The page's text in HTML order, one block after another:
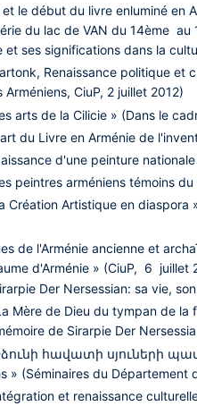
et le début du livre enluminé en
du lac de VAN du 14ème au
ses significations dans la
Renaissance politique
CiuP, 2 juillet 2012)
arts de la Cilicie » (Dans le
du Livre en Arménie de
d'une peinture
peintres arméniens témoins
Création Artistique en
l'Arménie ancienne et
d'Arménie » (CiuP, 6 juillet
Der Nersessian: sa vie,
Mère de Dieu du tympan de
de Sirarpie Der
հավատի սյուների
» (Séminaires du
et renaissance